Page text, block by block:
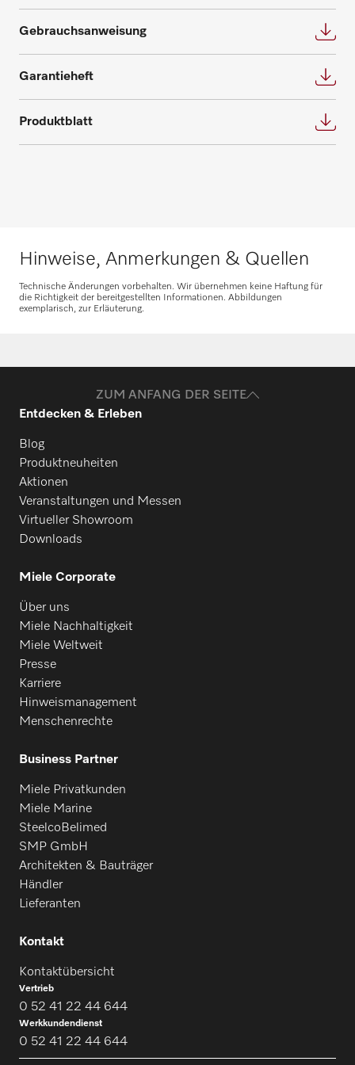
Ersatzteile anfragen
Ersatzteile anfragen
Gebrauchsanweisung
Garantieheft
Produktblatt
Hinweise, Anmerkungen & Quellen
Technische Änderungen vorbehalten. Wir übernehmen keine Haftung für
die Richtigkeit der bereitgestellten Informationen. Abbildungen
exemplarisch, zur Erläuterung.
ZUM ANFANG DER SEITE
Entdecken & Erleben
Blog
Produktneuheiten
Aktionen
Veranstaltungen und Messen
Virtueller Showroom
Downloads
Miele Corporate
Über uns
Miele Nachhaltigkeit
Miele Weltweit
Presse
Karriere
Hinweismanagement
Menschenrechte
Business Partner
Miele Privatkunden
Miele Marine
SteelcoBelimed
SMP GmbH
Architekten & Bauträger
Händler
Lieferanten
Kontakt
Kontaktübersicht
Vertrieb
0 52 41 22 44 644
Werkkundendienst
0 52 41 22 44 644